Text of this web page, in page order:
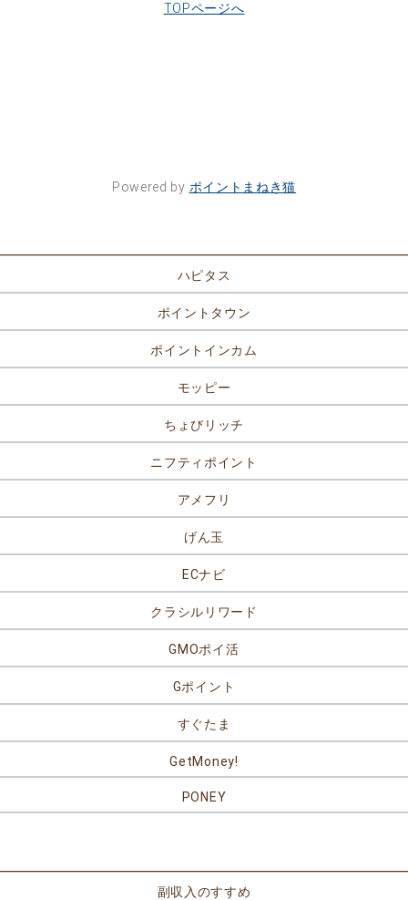
TOPページへ
Powered by ポイントまねき猫
ハピタス
ポイントタウン
ポイントインカム
モッピー
ちょびリッチ
ニフティポイント
アメフリ
げん玉
ECナビ
クラシルリワード
GMOポイ活
Gポイント
すぐたま
GetMoney!
PONEY
副収入のすすめ